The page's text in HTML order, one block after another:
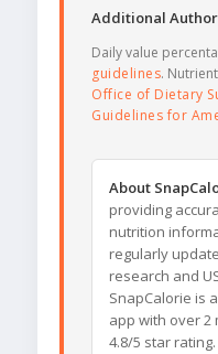
Additional
Daily value
guidelines.
Office of Dietary
Guidelines for
About
providing
nutrition
regularly
research and
SnapCalorie is
app with over 2
4.8/5 star rating.